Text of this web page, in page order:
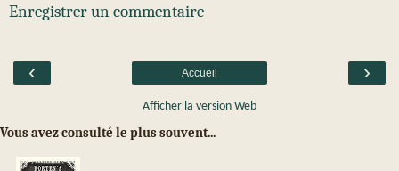
Enregistrer un commentaire
‹ ›
Accueil
Afficher la version Web
Vous avez consulté le plus souvent...